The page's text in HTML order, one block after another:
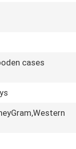
cases